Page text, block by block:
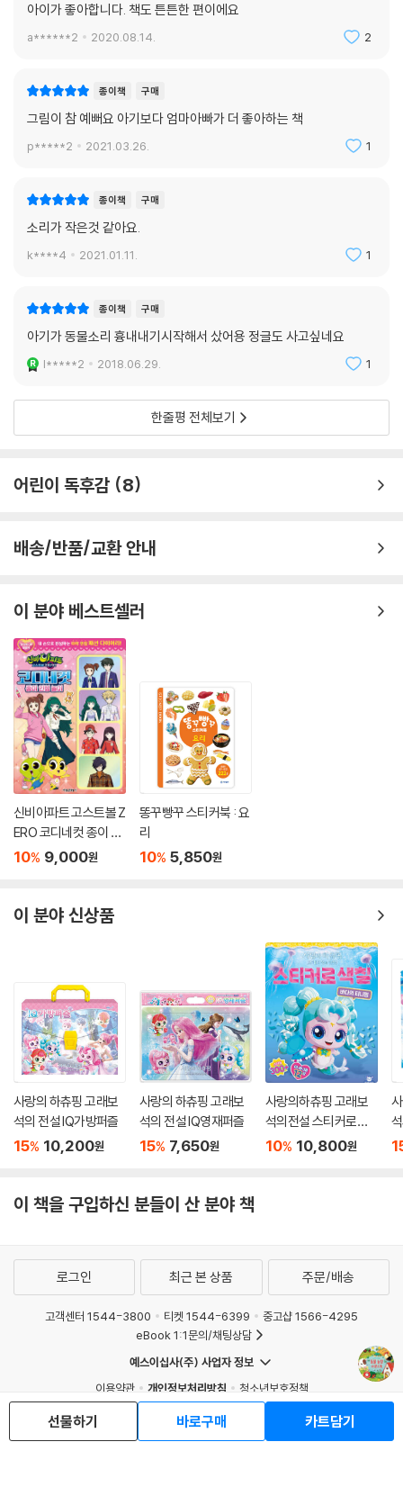
아이가 좋아합니다. 책도 튼튼한 편이에요
a******2 2020.08.14. 2
종이책 구매
그림이 참 예뻐요 아기보다 엄마아빠가 더 좋아하는 책
p*****2 2021.03.26. 1
종이책 구매
소리가 작은것 같아요.
k****4 2021.01.11. 1
종이책 구매
아기가 동물소리 흉내내기시작해서 샀어용 정글도 사고싶네요
l*****2 2018.06.29. 1
한줄평 전체보기
어린이 독후감 8
배송/반품/교환 안내
이 분야 베스트셀러
신비아파트 고스트볼 Z
ERO 코디네컷 종이 인
형 놀이
10% 9,000원
똥꾸빵꾸 스티커북 : 요
리
10% 5,850원
이 분야 신상품
사랑의 하츄핑 고래보
석의 전설 IQ가방퍼즐
15% 10,200원
사랑의 하츄핑 고래보
석의 전설 IQ영재퍼즐
15% 7,650원
사랑의하츄핑 고래보
석의전설 스티커로색
칠 바다의티니핑
10% 10,800원
북
이 책을 구입하신 분들이 산 분야 책
선물하기 바로구매 카트담기
로그인 최근 본 상품 주문/배송
고객센터 1544-3800 티켓 1544-6399
중고샵 1566-4295
eBook 1:1문의/채팅상담
예스이십사(주) 사업자 정보
이용약관
개인정보처리방침
청소년보호정책
PC버전
회사소개
거래처관계자께
도서홍보
광고